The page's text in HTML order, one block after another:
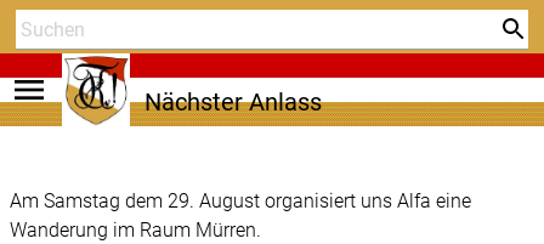
menu Nächster Anlass
Am Samstag dem 29. August organisiert uns Alfa eine
Wanderung im Raum Mürren.